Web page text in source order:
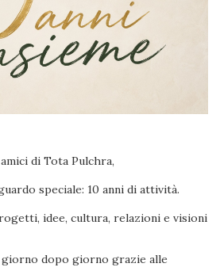
di Tota Pulchra,
speciale: 10 anni di attività.
idee, cultura, relazioni e visioni
dopo giorno grazie alle